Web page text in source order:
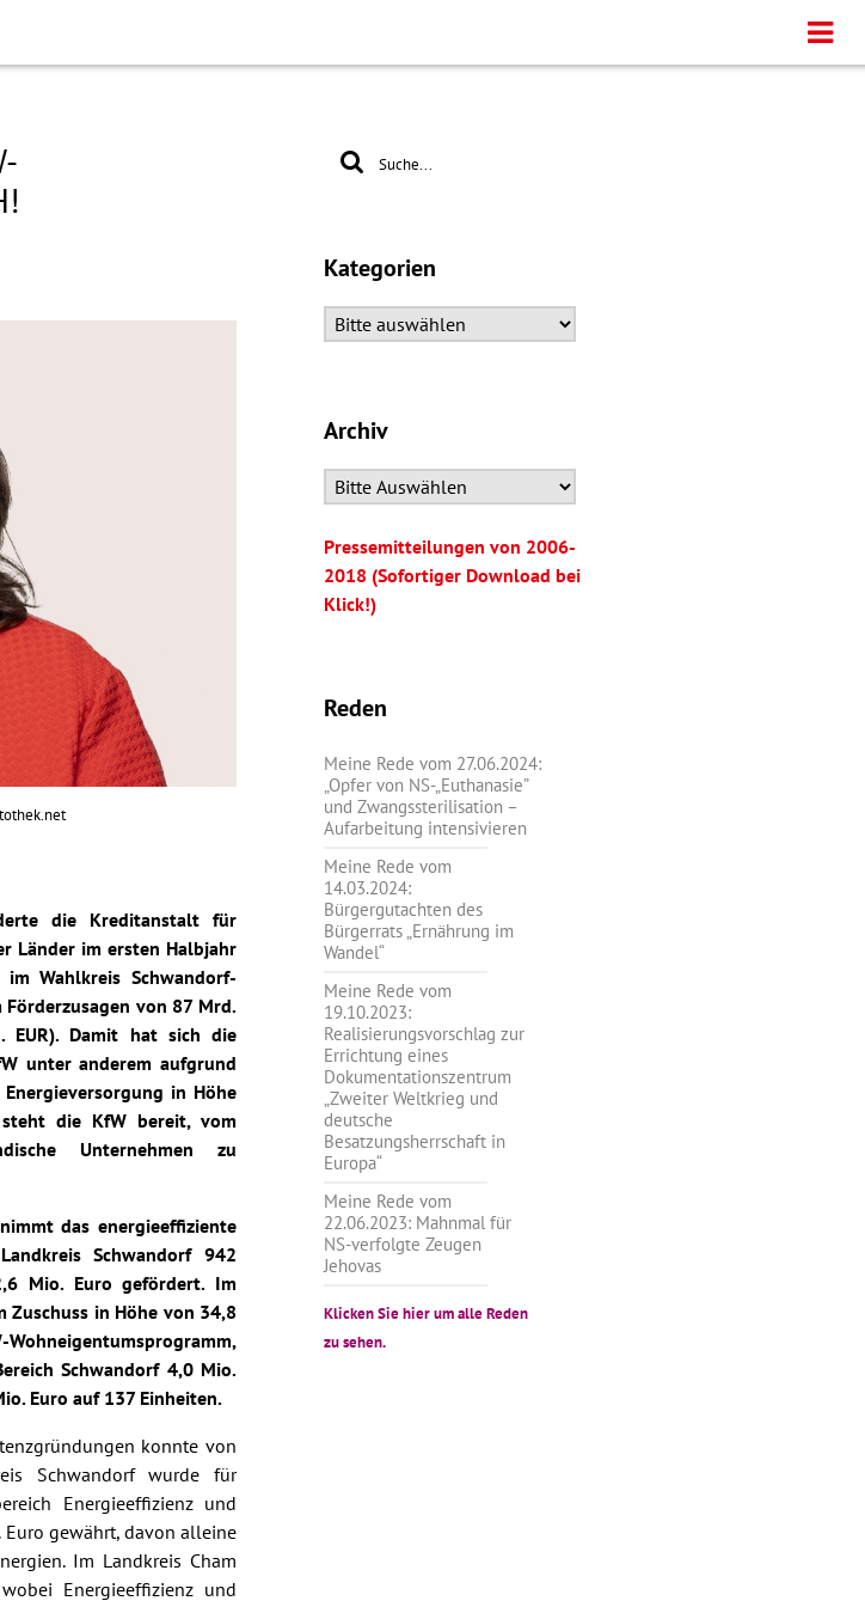
die Kreditanstalt für
Länder im ersten Halbjahr
Wahlkreis Schwandorf-
von 87 Mrd.
EUR). Damit hat sich die
unter anderem aufgrund
in Höhe
die KfW bereit, vom
Unternehmen zu
das energieeffiziente
Schwandorf 942
Mio. Euro gefördert. Im
Zuschuss in Höhe von 34,8
Schwandorf 4,0 Mio.
Euro auf 137 Einheiten.
konnte von
Schwandorf wurde für
Energieeffizienz und
gewährt, davon alleine
Im Landkreis Cham
Energieeffizienz und
Kategorien
Archiv
Pressemitteilungen von 2006-
2018 (Sofortiger Download bei
Klick!)
Reden
Meine Rede vom 27.06.2024:
„Opfer von NS-„Euthanasie”
und Zwangssterilisation –
Aufarbeitung intensivieren
Meine Rede vom
14.03.2024:
Bürgergutachten des
Bürgerrats „Ernährung im
Wandel“
Meine Rede vom
19.10.2023:
Realisierungsvorschlag zur
Errichtung eines
Dokumentationszentrum
„Zweiter Weltkrieg und
deutsche
Besatzungsherrschaft in
Europa“
Meine Rede vom
22.06.2023: Mahnmal für
NS-verfolgte Zeugen
Jehovas
Klicken Sie hier um alle Reden
zu sehen.